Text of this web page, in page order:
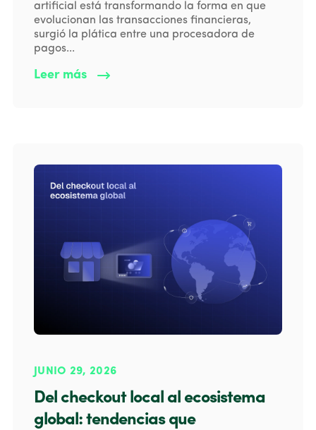
artificial está transformando la forma en que
evolucionan las transacciones financieras,
surgió la plática entre una procesadora de
pagos...
Leer más
JUNIO 29, 2026
Del checkout local al ecosistema
global: tendencias que